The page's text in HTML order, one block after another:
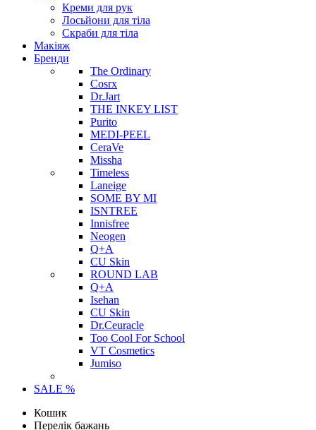
Креми для рук
Лосьйони для тіла
Скраби для тіла
Макіяж
Бренди
The Ordinary
Cosrx
Dr.Jart
THE INKEY LIST
Purito
MEDI-PEEL
CeraVe
Missha
Timeless
Laneige
SOME BY MI
ISNTREE
Innisfree
Neogen
Q+A
CU Skin
ROUND LAB
Q+A
Isehan
CU Skin
Dr.Ceuracle
Too Cool For School
VT Cosmetics
Jumiso
SALE %
Кошик
Перелік бажань